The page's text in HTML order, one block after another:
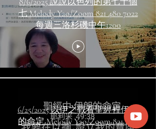
七 Melody Yao/Zoom 821 480 7022
每週三洛杉磯中午1200
6/25/2025 以伊之戰看聖經裡伊朗
的命定 Melody Yao/Zoom 821 480